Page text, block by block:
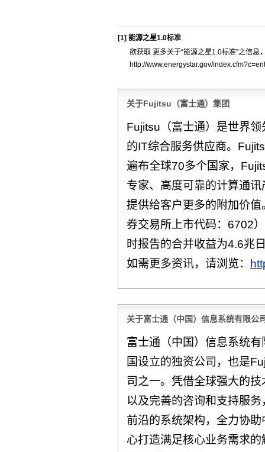
[1] 能源之星1.0标准
欲获取 更多关于“能源之星1.0标准”之信息
http://www.energystar.gov/
关于Fujitsu（富士通）集团
Fujitsu（富士通）是世界
的IT综合服务供应商。
遍布全球70多个国家，
专家、高度可靠的计算通
提供给客户更多的附加价
券交易所上市代码：6702
时报告的合并收益为4.6兆
如需更多资讯，请浏览：
关于富士通（中国）信息系统有限公
富士通（中国）信息系统
国设立的独资公司，也是
司之一。凭借全球强大的
以及完善的咨询和支持服
前沿的系统架构，全力协
心打造满足核心业务需求